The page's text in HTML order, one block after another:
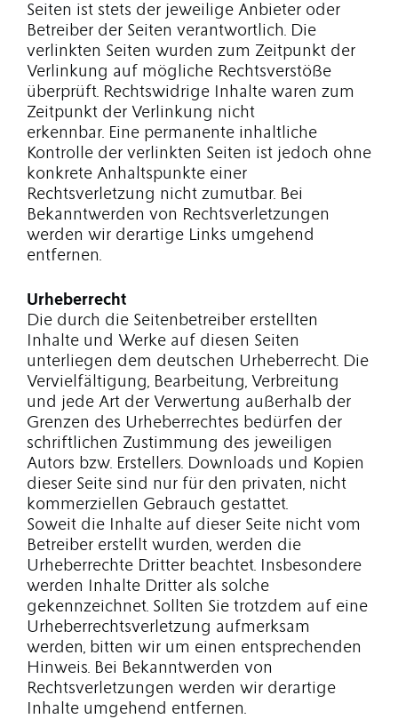
Seiten ist stets der jeweilige Anbieter oder
Betreiber der Seiten verantwortlich. Die
verlinkten Seiten wurden zum Zeitpunkt der
Verlinkung auf mögliche Rechtsverstöße
überprüft. Rechtswidrige Inhalte waren zum
Zeitpunkt der Verlinkung nicht
erkennbar. Eine permanente inhaltliche
Kontrolle der verlinkten Seiten ist jedoch ohne
konkrete Anhaltspunkte einer
Rechtsverletzung nicht zumutbar. Bei
Bekanntwerden von Rechtsverletzungen
werden wir derartige Links umgehend
entfernen.
Urheberrecht
Die durch die Seitenbetreiber erstellten
Inhalte und Werke auf diesen Seiten
unterliegen dem deutschen Urheberrecht. Die
Vervielfältigung, Bearbeitung, Verbreitung
und jede Art der Verwertung außerhalb der
Grenzen des Urheberrechtes bedürfen der
schriftlichen Zustimmung des jeweiligen
Autors bzw. Erstellers. Downloads und Kopien
dieser Seite sind nur für den privaten, nicht
kommerziellen Gebrauch gestattet.
Soweit die Inhalte auf dieser Seite nicht vom
Betreiber erstellt wurden, werden die
Urheberrechte Dritter beachtet. Insbesondere
werden Inhalte Dritter als solche
gekennzeichnet. Sollten Sie trotzdem auf eine
Urheberrechtsverletzung aufmerksam
werden, bitten wir um einen entsprechenden
Hinweis. Bei Bekanntwerden von
Rechtsverletzungen werden wir derartige
Inhalte umgehend entfernen.